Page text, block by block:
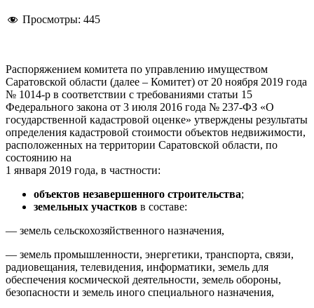
Просмотры: 445
Распоряжением комитета по управлению имуществом
Саратовской области (далее – Комитет) от 20 ноября 2019 года
№ 1014-р в соответствии с требованиями статьи 15
Федерального закона от 3 июля 2016 года № 237-ФЗ «О
государственной кадастровой оценке» утверждены результаты
определения кадастровой стоимости объектов недвижимости,
расположенных на территории Саратовской области, по
состоянию на
1 января 2019 года, в частности:
объектов незавершенного строительства;
земельных участков в составе:
— земель сельскохозяйственного назначения,
— земель промышленности, энергетики, транспорта, связи,
радиовещания, телевидения, информатики, земель для
обеспечения космической деятельности, земель обороны,
безопасности и земель иного специального назначения,